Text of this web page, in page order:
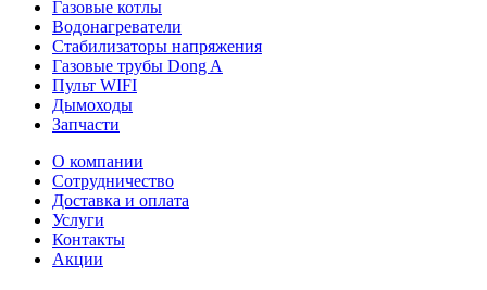
Газовые котлы
Водонагреватели
Стабилизаторы напряжения
Газовые трубы Dong A
Пульт WIFI
Дымоходы
Запчасти
О компании
Сотрудничество
Доставка и оплата
Услуги
Контакты
Акции